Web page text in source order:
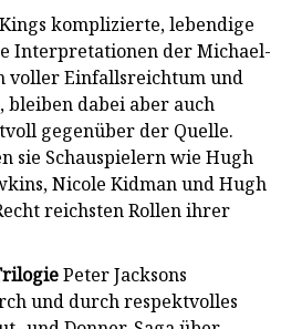
komplizierte, lebendige
Interpretationen der Michael-
voller Einfallsreichtum und
bleiben dabei aber auch
gegenüber der Quelle.
sie Schauspielern wie Hugh
Nicole Kidman und Hugh
reichsten Rollen ihrer
Peter Jacksons
und durch respektvolles